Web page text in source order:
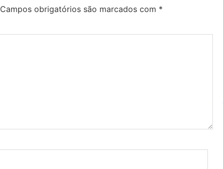
Campos obrigatórios são marcados com *